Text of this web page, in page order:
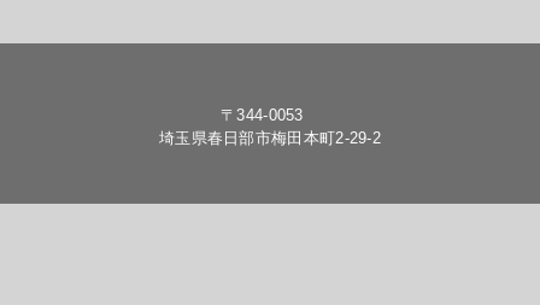
〒344-0053
埼玉県春日部市梅田本町2-29-2